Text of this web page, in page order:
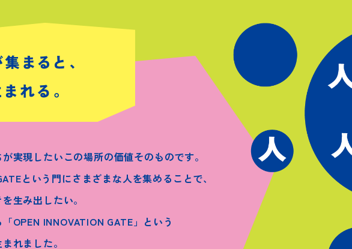
実現したいこの場所の価値そのものです。
という門にさまざまな人を集めることで、
生み出したい。
OPEN INNOVATION GATE」という
れました。